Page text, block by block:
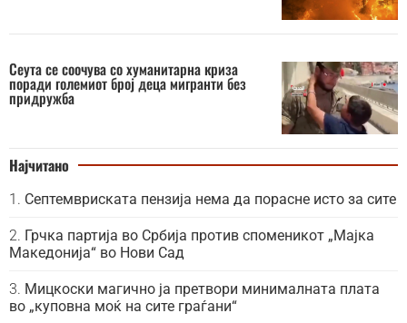
Сеута се соочува со хуманитарна криза
поради големиот број деца мигранти без
придружба
Најчитано
Септемвриската пензија нема да порасне исто за сите
Грчка партија во Србија против споменикот „Мајка
Македонија“ во Нови Сад
Мицкоски магично ја претвори минималната плата
во „куповна моќ на сите граѓани“